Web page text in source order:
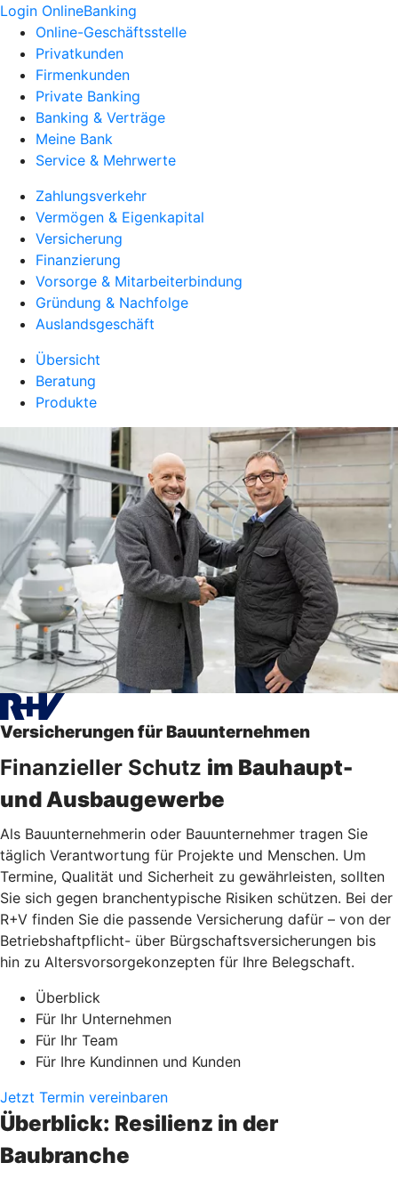
Login OnlineBanking
Online-Geschäftsstelle
Privatkunden
Firmenkunden
Private Banking
Banking & Verträge
Meine Bank
Service & Mehrwerte
Zahlungsverkehr
Vermögen & Eigenkapital
Versicherung
Finanzierung
Vorsorge & Mitarbeiterbindung
Gründung & Nachfolge
Auslandsgeschäft
Übersicht
Beratung
Produkte
Versicherungen für Bauunternehmen
Finanzieller Schutz im Bauhaupt-
und Ausbaugewerbe
Als Bauunternehmerin oder Bauunternehmer tragen Sie
täglich Verantwortung für Projekte und Menschen. Um
Termine, Qualität und Sicherheit zu gewährleisten, sollten
Sie sich gegen branchentypische Risiken schützen. Bei der
R+V finden Sie die passende Versicherung dafür – von der
Betriebshaftpflicht- über Bürgschaftsversicherungen bis
hin zu Altersvorsorgekonzepten für Ihre Belegschaft.
Überblick
Für Ihr Unternehmen
Für Ihr Team
Für Ihre Kundinnen und Kunden
Jetzt Termin vereinbaren
Überblick: Resilienz in der
Baubranche